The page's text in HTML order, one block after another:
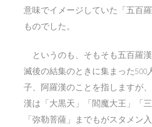
意味でイメージしていた「五百
ものでした。
というのも、そもそも五百羅
滅後の結集のときに集まった500
子、阿羅漢のことを指しますが
漢は「大黒天」「閻魔大王」「
「弥勒菩薩」までもがスタメン